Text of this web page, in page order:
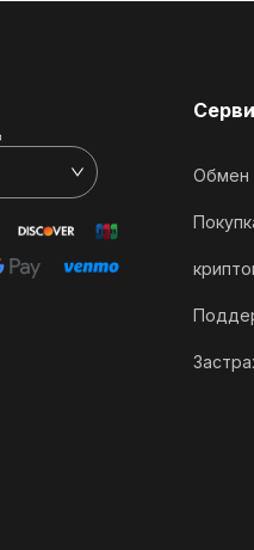
Обмен